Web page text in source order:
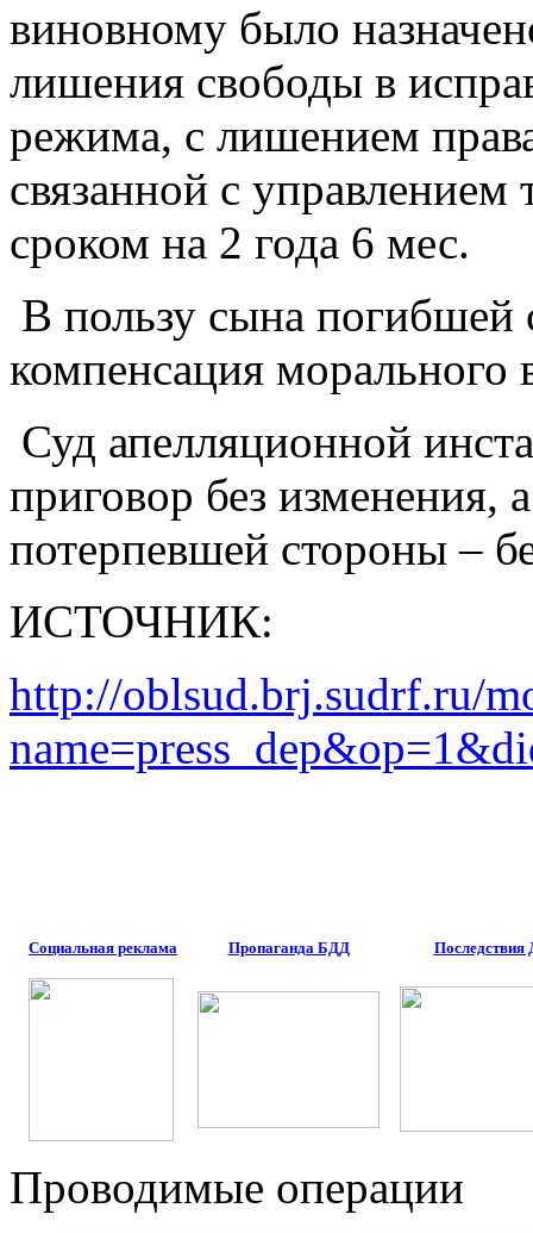
виновному было
лишения свободы в
режима, с лишением
связанной с
сроком на 2 года 6 мес.
В пользу сына
компенсация морального
Суд апелляционной
приговор без изменения,
потерпевшей стороны –
ИСТОЧНИК:
http://oblsud.brj.sudrf.ru/
Социальная реклама Пропаганда БДД
Проводимые операции